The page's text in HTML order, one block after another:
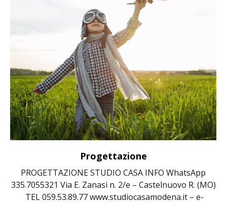
Progettazione
PROGETTAZIONE STUDIO CASA INFO WhatsApp
335.7055321 Via E. Zanasi n. 2/e – Castelnuovo R. (MO)
TEL 059.53.89.77 www.studiocasamodena.it – e-